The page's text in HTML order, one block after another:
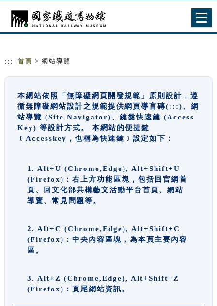
::: 首頁 > 網站導覽
本網站依照「無障礙網頁開發規範」原則設計，遵
循無障礙網站設計之規範提供網頁導盲磚(:::)、網
站導覽 (Site Navigator)、鍵盤快速鍵 (Access
Key) 等設計方式。 本網站的便捷鍵
﹝Accesskey，也稱為快速鍵﹞設定如下：
1. Alt+U (Chrome,Edge), Alt+Shift+U
(Firefox)：右上方功能區塊，包括回官網首
頁、回文化部共構藝文活動平台首頁、網站
導覽、常見問題等。
2. Alt+C (Chrome,Edge), Alt+Shift+C
(Firefox)：中央內容區塊，為本頁主要內容
區。
3. Alt+Z (Chrome,Edge), Alt+Shift+Z
(Firefox)：頁尾網站資訊。